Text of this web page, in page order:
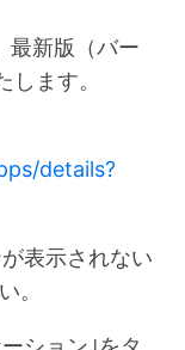
最新版（バー
ます。
details?
表示されない
。